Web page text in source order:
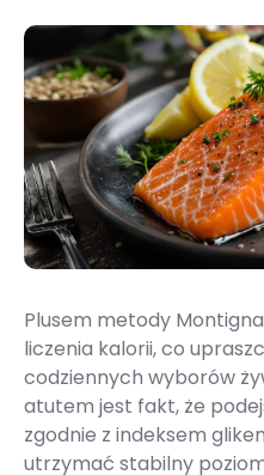
Plusem metody
liczenia kalorii, co
codziennych wyborów
atutem jest fakt, że
zgodnie z indeksem
utrzymać stabilny